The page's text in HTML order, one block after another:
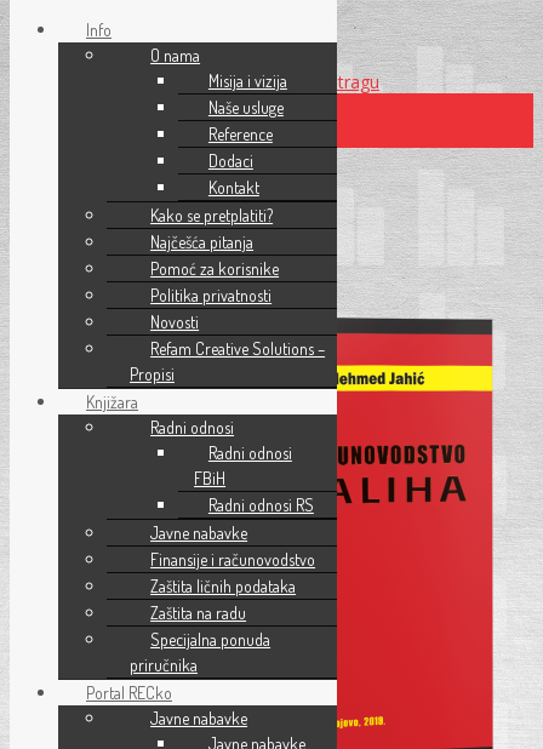
Preskoči na glavni sadržaj Preskoči na pretragu
Računovodstvo zaliha
Info
O nama
Misija i vizija
Naše usluge
Reference
Dodaci
Kontakt
Kako se pretplatiti?
Najčešća pitanja
Pomoć za korisnike
Politika privatnosti
Novosti
Refam Creative Solutions –
Propisi
Knjižara
Radni odnosi
Radni odnosi
FBiH
Radni odnosi RS
Javne nabavke
Finansije i računovodstvo
Zaštita ličnih podataka
Zaštita na radu
Specijalna ponuda
priručnika
Portal RECko
Javne nabavke
Javne nabavke